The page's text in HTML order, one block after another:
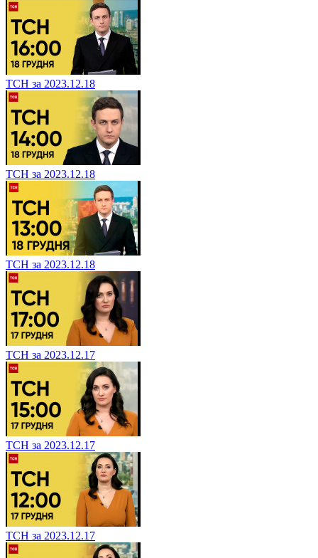
ТСН за 2023.12.18
ТСН за 2023.12.18
ТСН за 2023.12.18
ТСН за 2023.12.17
ТСН за 2023.12.17
ТСН за 2023.12.17